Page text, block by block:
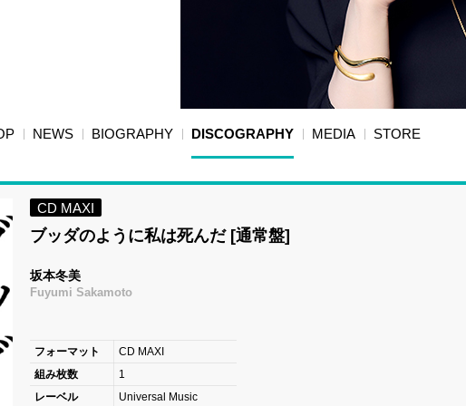
NEWS BIOGRAPHY DISCOGRAPHY MEDIA STORE
CD MAXI
ブッダのように私は死んだ [通常盤]
坂本冬美
Fuyumi Sakamoto
フォーマット
CD MAXI
組み枚数
1
レーベル
Universal Music